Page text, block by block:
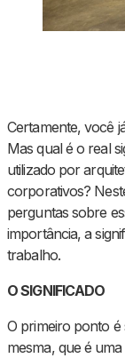
Certamente, você
Mas qual é o real
utilizado por
corporativos?
perguntas sobre
importância, a
trabalho.
O SIGNIFICADO
O primeiro ponto é
mesma, que é